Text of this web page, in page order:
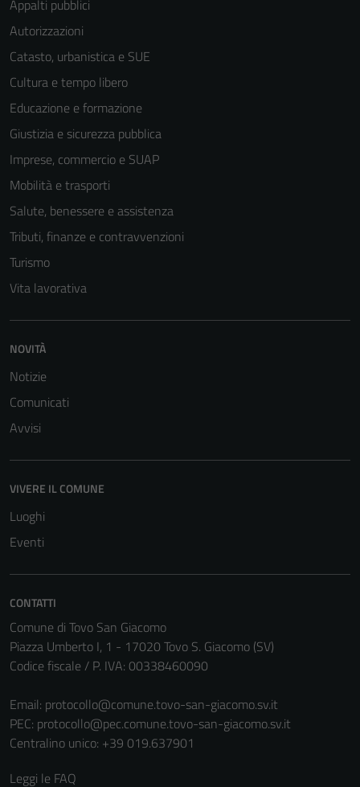
Appalti pubblici
Autorizzazioni
Catasto, urbanistica e SUE
Cultura e tempo libero
Educazione e formazione
Giustizia e sicurezza pubblica
Imprese, commercio e SUAP
Mobilità e trasporti
Salute, benessere e assistenza
Tributi, finanze e contravvenzioni
Turismo
Vita lavorativa
NOVITÀ
Notizie
Comunicati
Avvisi
VIVERE IL COMUNE
Luoghi
Eventi
CONTATTI
Comune di Tovo San Giacomo
Piazza Umberto I, 1 - 17020 Tovo S. Giacomo (SV)
Codice fiscale / P. IVA: 00338460090
Email: protocollo@comune.tovo-san-giacomo.sv.it
PEC: protocollo@pec.comune.tovo-san-giacomo.sv.it
Centralino unico: +39 019.637901
Leggi le FAQ
possono